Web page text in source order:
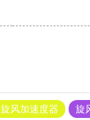
旋风加速度器 旋